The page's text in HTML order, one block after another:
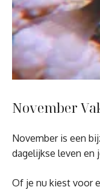
November
November is een
dagelijkse leven en
Of je nu kiest voor